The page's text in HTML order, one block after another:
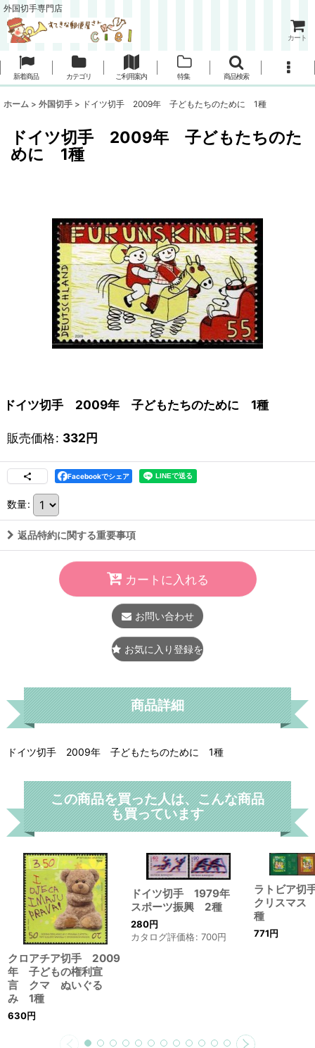
外国切手専門店
カート
新着商品 カテゴリ ご利用案内 特集 商品検索
ホーム > 外国切手 > ドイツ切手 2009年 子どもたちのために 1種
ドイツ切手 2009年 子どもたちのた
めに 1種
ドイツ切手 2009年 子どもたちのために 1種
販売価格: 332円
Facebookでシェア
数量:
返品特約に関する重要事項
カートに入れる
お問い合わせ
お気に入り登録をする
商品詳細
ドイツ切手 2009年 子どもたちのために 1種
この商品を買った人は、こんな商品
も買っています
クロアチア切手 2009
年 子どもの権利宣
言 クマ ぬいぐる
み 1種
630円
ドイツ切手 1979年
スポーツ振興 2種
280円
カタログ評価格: 700円
ラトビア
クリスマ
種
771円